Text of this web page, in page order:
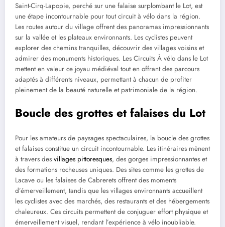
Saint-Cirq-Lapopie, perché sur une falaise surplombant le Lot, est
une étape incontournable pour tout circuit à vélo dans la région.
Les routes autour du village offrent des panoramas impressionnants
sur la vallée et les plateaux environnants. Les cyclistes peuvent
explorer des chemins tranquilles, découvrir des villages voisins et
admirer des monuments historiques. Les Circuits À vélo dans le Lot
mettent en valeur ce joyau médiéval tout en offrant des parcours
adaptés à différents niveaux, permettant à chacun de profiter
pleinement de la beauté naturelle et patrimoniale de la région.
Boucle des grottes et falaises du Lot
Pour les amateurs de paysages spectaculaires, la boucle des grottes
et falaises constitue un circuit incontournable. Les itinéraires mènent
à travers des villages pittoresques, des gorges impressionnantes et
des formations rocheuses uniques. Des sites comme les grottes de
Lacave ou les falaises de Cabrerets offrent des moments
d’émerveillement, tandis que les villages environnants accueillent
les cyclistes avec des marchés, des restaurants et des hébergements
chaleureux. Ces circuits permettent de conjuguer effort physique et
émerveillement visuel, rendant l’expérience à vélo inoubliable.